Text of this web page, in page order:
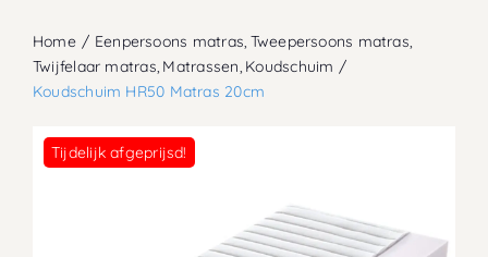
Home Eenpersoons matras Tweepersoons matras
Twijfelaar matras Matrassen Koudschuim
Koudschuim HR50 Matras 20cm
Tijdelijk afgeprijsd!